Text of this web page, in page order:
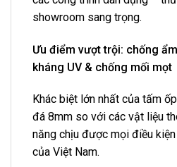
showroom sang trọng.
Ưu điểm vượt trội: chống
kháng UV & chống mối mọt
Khác biệt lớn nhất của tấm
đá 8mm so với các vật liệu
năng chịu được mọi điều
của Việt Nam.